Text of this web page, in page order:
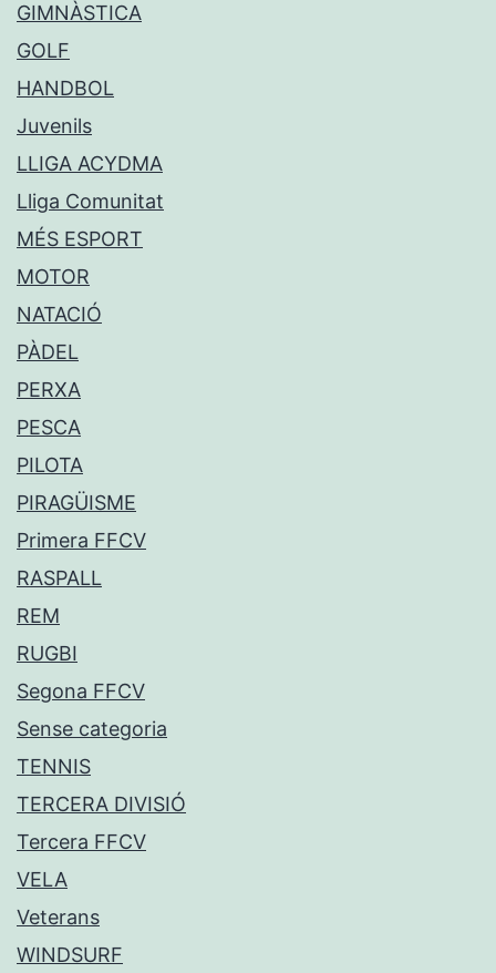
GIMNÀSTICA
GOLF
HANDBOL
Juvenils
LLIGA ACYDMA
Lliga Comunitat
MÉS ESPORT
MOTOR
NATACIÓ
PÀDEL
PERXA
PESCA
PILOTA
PIRAGÜISME
Primera FFCV
RASPALL
REM
RUGBI
Segona FFCV
Sense categoria
TENNIS
TERCERA DIVISIÓ
Tercera FFCV
VELA
Veterans
WINDSURF